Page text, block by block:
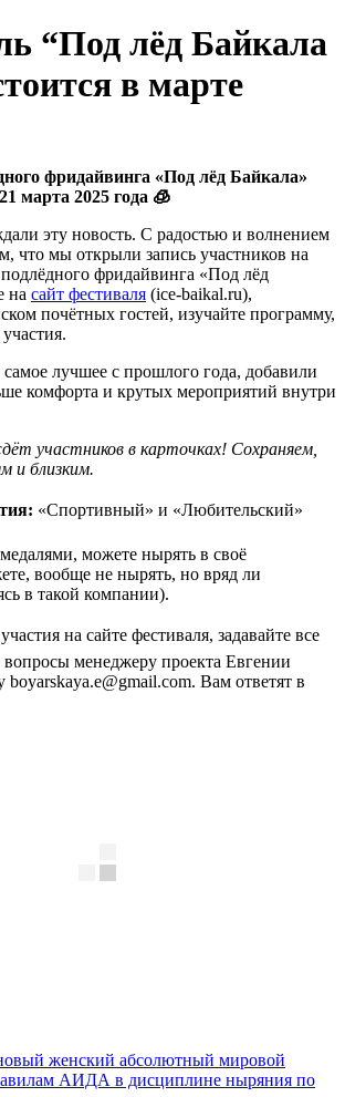
“Под лёд Байкала
в марте
фридайвинга «Под лёд Байкала»
марта 2025 года 🧊
эту новость. С радостью и волнением
что мы открыли запись участников на
фридайвинга «Под лёд
на сайт фестиваля (ice-baikal.ru),
почётных гостей, изучайте программу,
лучшее с прошлого года, добавили
комфорта и крутых мероприятий внутри
участников в карточках! Сохраняем,
и близким.
«Спортивный» и «Любительский»
можете нырять в своё
вообще не нырять, но вряд ли
в такой компании).
на сайте фестиваля, задавайте все
менеджеру проекта Евгении
boyarskaya.e@gmail.com. Вам ответят в
женский абсолютный мировой
АИДА в дисциплине ныряния по